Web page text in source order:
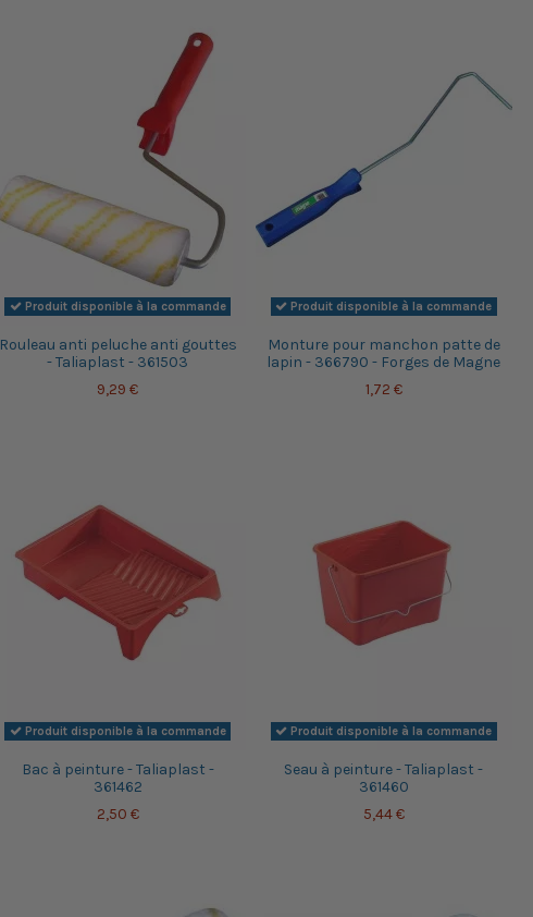
Produit disponible à la commande
Rouleau anti peluche anti gouttes
- Taliaplast - 361503
9,29 €
Produit disponible à la commande
Monture pour manchon patte de
lapin - 366790 - Forges de Magne
1,72 €
Produit disponible à la commande
Bac à peinture - Taliaplast -
361462
2,50 €
Produit disponible à la commande
Seau à peinture - Taliaplast -
361460
5,44 €